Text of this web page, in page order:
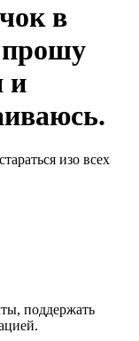
в
прошу
и
изо всех
поддержать